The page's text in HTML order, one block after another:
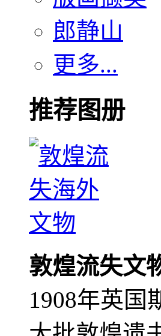
郎静山
更多...
推荐图册
敦煌流失文
1908年英国